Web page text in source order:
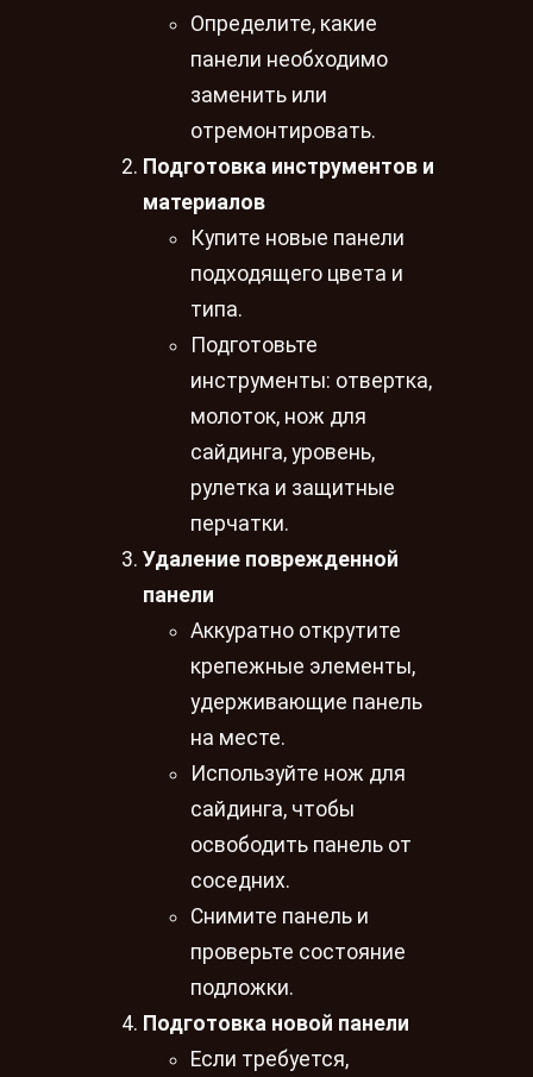
Определите, какие
панели необходимо
заменить или
отремонтировать.
Подготовка инструментов и
материалов
Купите новые панели
подходящего цвета и
типа.
Подготовьте
инструменты: отвертка,
молоток, нож для
сайдинга, уровень,
рулетка и защитные
перчатки.
Удаление поврежденной
панели
Аккуратно открутите
крепежные элементы,
удерживающие панель
на месте.
Используйте нож для
сайдинга, чтобы
освободить панель от
соседних.
Снимите панель и
проверьте состояние
подложки.
Подготовка новой панели
Если требуется,